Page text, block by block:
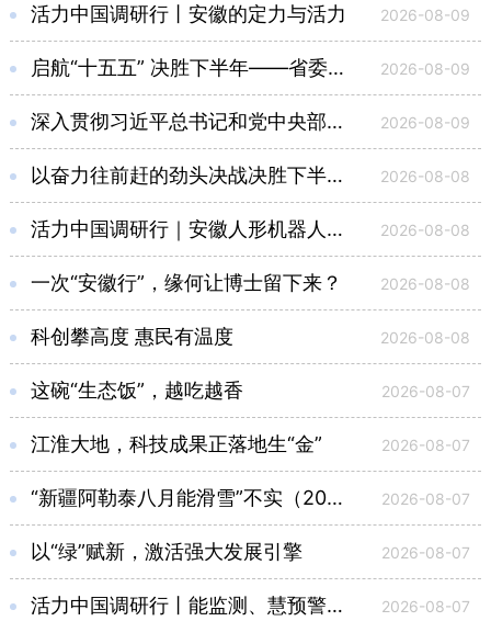
活力中国调研行丨安徽的定力与活力 2026-08-09
启航“十五五” 决胜下半年——省委十一届十二次全会在全省党员干部中引发热烈反响 2026-08-09
深入贯彻习近平总书记和党中央部署要求 坚决打赢防汛防台风这场硬仗 2026-08-09
以奋力往前赶的劲头决战决胜下半年 确保实现“十五五”良好开局 2026-08-08
活力中国调研行｜安徽人形机器人加速迈向商用 2026-08-08
一次“安徽行”，缘何让博士留下来？ 2026-08-08
科创攀高度 惠民有温度 2026-08-08
这碗“生态饭”，越吃越香 2026-08-07
江淮大地，科技成果正落地生“金” 2026-08-07
“新疆阿勒泰八月能滑雪”不实（2026·08·07） 2026-08-07
以“绿”赋新，激活强大发展引擎 2026-08-07
活力中国调研行丨能监测、慧预警、快处置，“智慧大脑”守护城市生命线 2026-08-07